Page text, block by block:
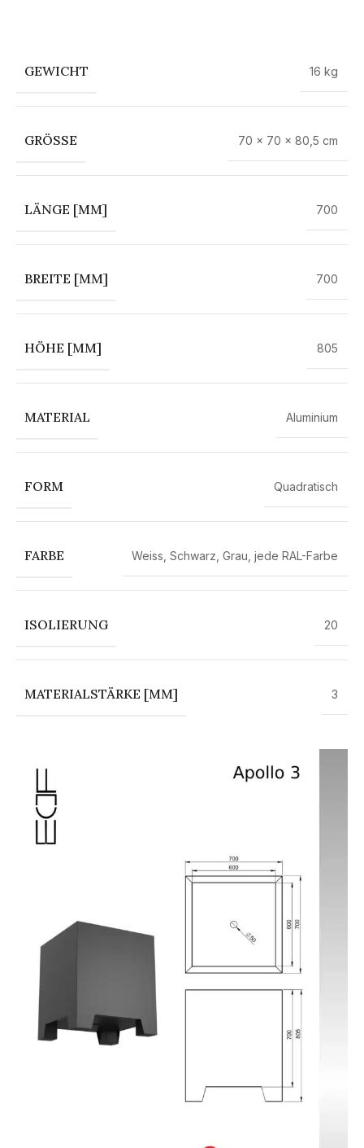
GEWICHT 16 kg
GRÖSSE 70 × 70 × 80,5 cm
LÄNGE [MM] 700
BREITE [MM] 700
HÖHE [MM] 805
MATERIAL Aluminium
FORM Quadratisch
FARBE Weiss Schwarz Grau jede RAL-Farbe
ISOLIERUNG 20
MATERIALSTÄRKE [MM] 3